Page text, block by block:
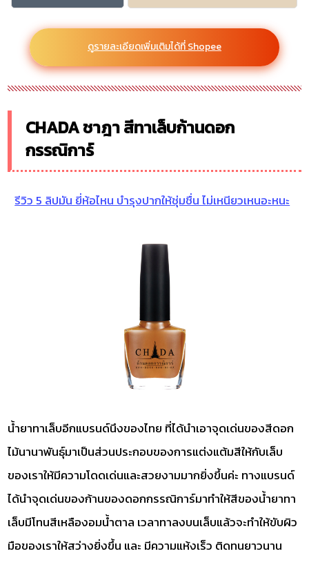
ดูรายละเอียดเพิ่มเติมได้ที่ Shopee
CHADA ชาฎา สีทาเล็บก้านดอก
กรรณิการ์
รีวิว 5 ลิปมัน ยี่ห้อไหน บำรุงปากให้ชุ่มชื่น ไม่เหนียวเหนอะหนะ
น้ำยาทาเล็บอีกแบรนด์นึงของไทย ที่ได้นำเอาจุดเด่นของสีดอก
ไม้นานาพันธุ์มาเป็นส่วนประกอบของการแต่งแต้มสีให้กับเล็บ
ของเราให้มีความโดดเด่นและสวยงามมากยิ่งขึ้นค่ะ ทางแบรนด์
ได้นำจุดเด่นของก้านของดอกกรรณิการ์มาทำให้สีของน้ำยาทา
เล็บมีโทนสีเหลืองอมน้ำตาล เวลาทาลงบนเล็บแล้วจะทำให้ขับผิว
มือของเราให้สว่างยิ่งขึ้น และ มีความแห้งเร็ว ติดทนยาวนาน